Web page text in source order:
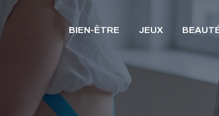
BIEN-ÊTRE JEUX